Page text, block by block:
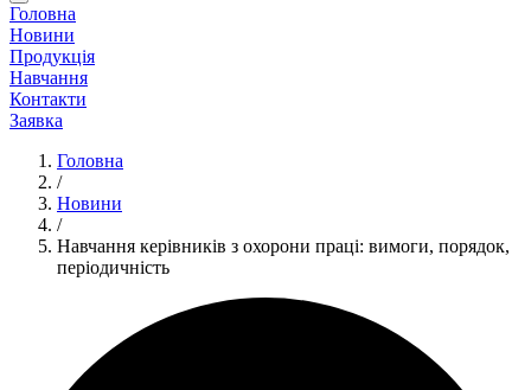
Головна
Новини
Продукція
Навчання
Контакти
Заявка
Головна
/
Новини
/
Навчання керівників з охорони праці: вимоги, порядок,
періодичність